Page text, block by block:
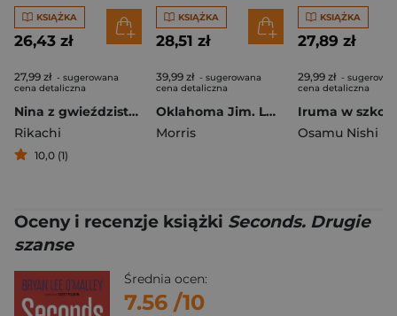
KSIĄŻKA
26,43 zł
27,99 zł - sugerowana
cena detaliczna
Nina z gwieździstego królestwa. Tom 9
Rikachi
10,0 (1)
KSIĄŻKA
28,51 zł
39,99 zł - sugerowana
cena detaliczna
Oklahoma Jim. Lucky Luke
Morris
KSIĄŻKA
27,89 zł
29,99 zł -
cena detaliczna
Osamu Nishi
Oceny i recenzje książki Seconds. Drugie
szanse
Średnia ocen:
7.56 /10